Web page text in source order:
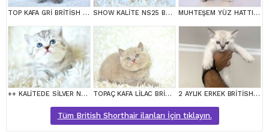
TOP KAFA GRİ BRİTİSH SHORTHAİR YAVRUMUZ SHOW KALİTE NS25 BRİTİSH SHORTHAİR YAVRUMUZ DİŞİ MUHTEŞEM YÜZ HATTI SİLVER BRİTİSH SHORTHAİR NS1133
++ KALİTEDE SİLVER NS24 BRİTİSH SHORTHAİR TOPAÇ KAFA LİLAC BRİTİSH SHORTHAİR 2 AYLIK ERKEK BRİTİSH SHORT HAİR
Tüm British Shorthair ilanları İçin tıklayın.